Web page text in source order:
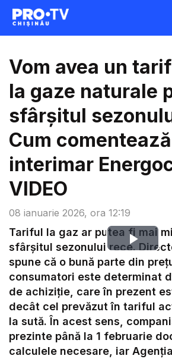
08 ianuarie 2026, ora 12:19
Vom avea un
la gaze naturale
sfârșitul
Cum
interimar
VIDEO
Play
Tariful la gaz ar putea fi mai
sfârșitul sezonului rece.
spune că o bună parte din
consumatori este determinat
de achiziție, care în prezent
decât cel prevăzut în tariful
la sută. În acest sens,
prezinte până la 1 februarie
calculele necesare, iar